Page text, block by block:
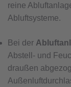
reine
Abluftsysteme.
Bei der
Abstell- und
draußen